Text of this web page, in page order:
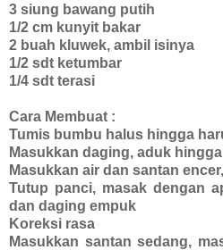
3 siung bawang putih
1/2 cm kunyit bakar
2 buah kluwek, ambil isinya
1/2 sdt ketumbar
1/4 sdt terasi
Cara Membuat :
Tumis bumbu halus hingga
Masukkan daging, aduk
Masukkan air dan santan
Tutup panci, masak dengan
dan daging empuk
Koreksi rasa
Masukkan santan sedang,